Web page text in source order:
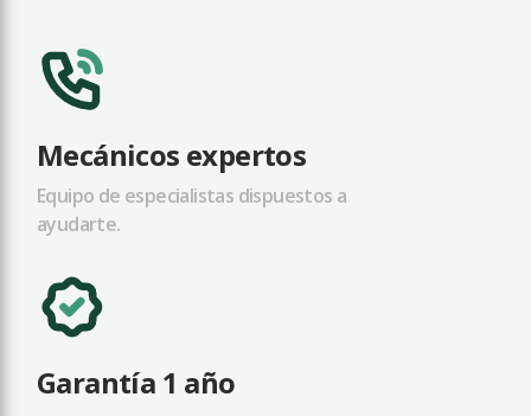
Mecánicos expertos
Equipo de especialistas dispuestos a
ayudarte.
Garantía 1 año